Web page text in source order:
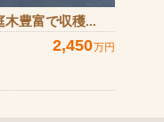
木豊富で収穫...
2,450万円